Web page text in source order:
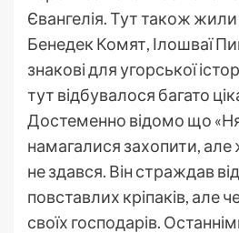
Євангелія. Тут також жили
Бенедек Комят, Ілошваї
знакові для угорської
тут відбувалося багато
Достеменно відомо що
намагалися захопити, але
не здався. Він страждав
повставлих кріпаків, але
своїх господарів.